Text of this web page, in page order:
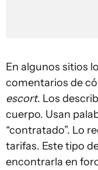
En algunos sitios
comentarios de
escort. Los
cuerpo. Usan
“contratado”. Lo
tarifas. Este tipo
encontrarla en